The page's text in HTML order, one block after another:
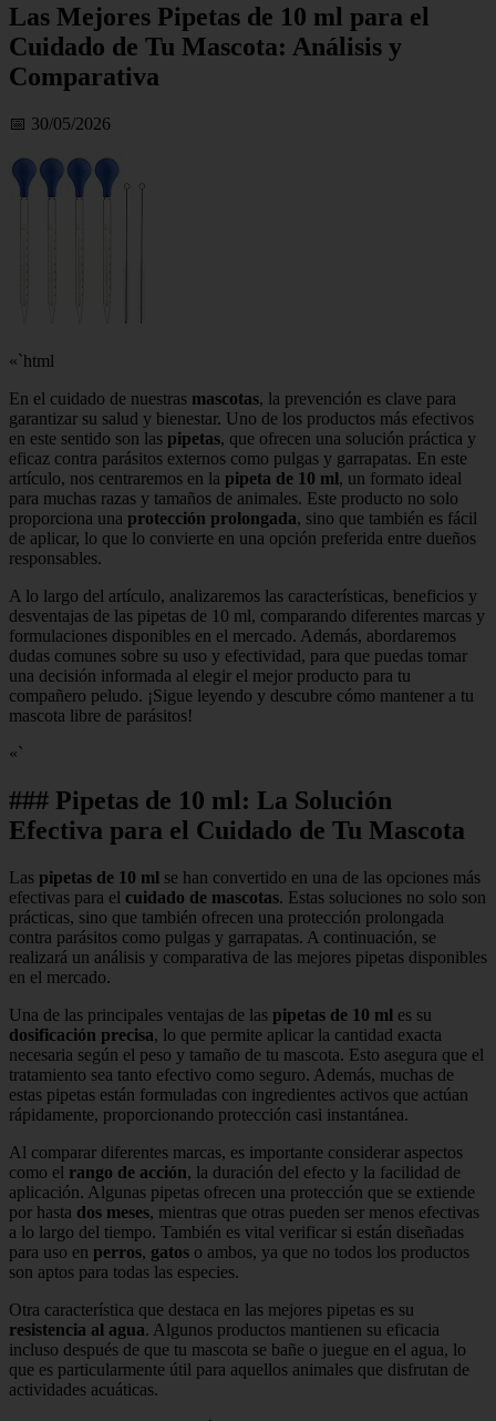
Las Mejores Pipetas de 10 ml para el
Cuidado de Tu Mascota: Análisis y
Comparativa
📅 30/05/2026
«`html
En el cuidado de nuestras mascotas, la prevención es clave para
garantizar su salud y bienestar. Uno de los productos más efectivos
en este sentido son las pipetas, que ofrecen una solución práctica y
eficaz contra parásitos externos como pulgas y garrapatas. En este
artículo, nos centraremos en la pipeta de 10 ml, un formato ideal
para muchas razas y tamaños de animales. Este producto no solo
proporciona una protección prolongada, sino que también es fácil
de aplicar, lo que lo convierte en una opción preferida entre dueños
responsables.
A lo largo del artículo, analizaremos las características, beneficios y
desventajas de las pipetas de 10 ml, comparando diferentes marcas y
formulaciones disponibles en el mercado. Además, abordaremos
dudas comunes sobre su uso y efectividad, para que puedas tomar
una decisión informada al elegir el mejor producto para tu
compañero peludo. ¡Sigue leyendo y descubre cómo mantener a tu
mascota libre de parásitos!
«`
### Pipetas de 10 ml: La Solución
Efectiva para el Cuidado de Tu Mascota
Las pipetas de 10 ml se han convertido en una de las opciones más
efectivas para el cuidado de mascotas. Estas soluciones no solo son
prácticas, sino que también ofrecen una protección prolongada
contra parásitos como pulgas y garrapatas. A continuación, se
realizará un análisis y comparativa de las mejores pipetas disponibles
en el mercado.
Una de las principales ventajas de las pipetas de 10 ml es su
dosificación precisa, lo que permite aplicar la cantidad exacta
necesaria según el peso y tamaño de tu mascota. Esto asegura que el
tratamiento sea tanto efectivo como seguro. Además, muchas de
estas pipetas están formuladas con ingredientes activos que actúan
rápidamente, proporcionando protección casi instantánea.
Al comparar diferentes marcas, es importante considerar aspectos
como el rango de acción, la duración del efecto y la facilidad de
aplicación. Algunas pipetas ofrecen una protección que se extiende
por hasta dos meses, mientras que otras pueden ser menos efectivas
a lo largo del tiempo. También es vital verificar si están diseñadas
para uso en perros, gatos o ambos, ya que no todos los productos
son aptos para todas las especies.
Otra característica que destaca en las mejores pipetas es su
resistencia al agua. Algunos productos mantienen su eficacia
incluso después de que tu mascota se bañe o juegue en el agua, lo
que es particularmente útil para aquellos animales que disfrutan de
actividades acuáticas.